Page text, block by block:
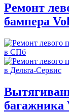
Ремонт
бампера
багажника